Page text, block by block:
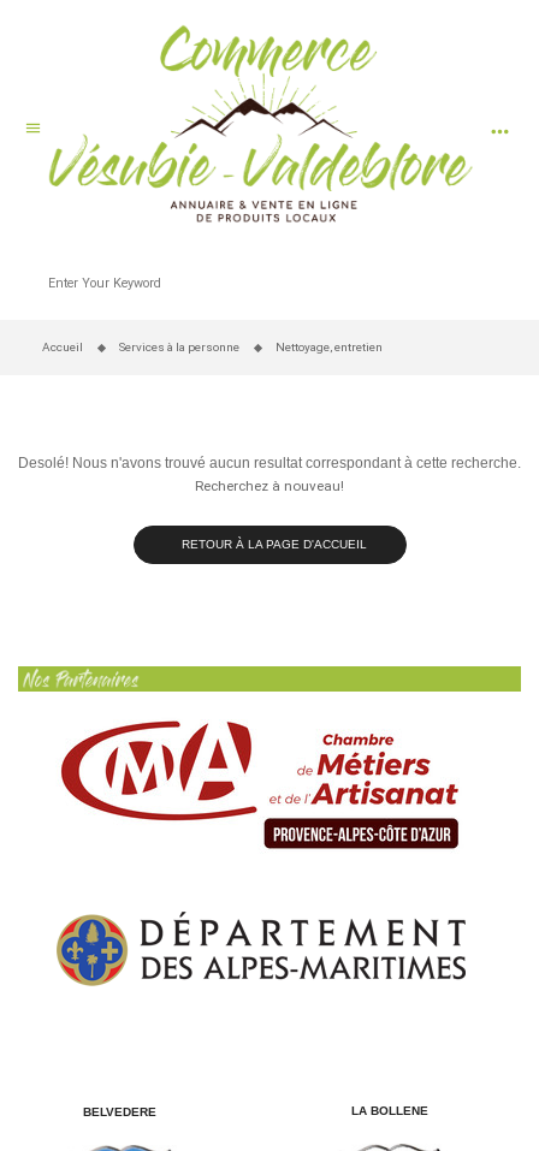
menu more_horiz
Accueil Services à la personne Nettoyage, entretien
Desolé! Nous n'avons trouvé aucun resultat correspondant à cette recherche.
Recherchez à nouveau!
RETOUR À LA PAGE D'ACCUEIL
BELVEDERE LA BOLLENE